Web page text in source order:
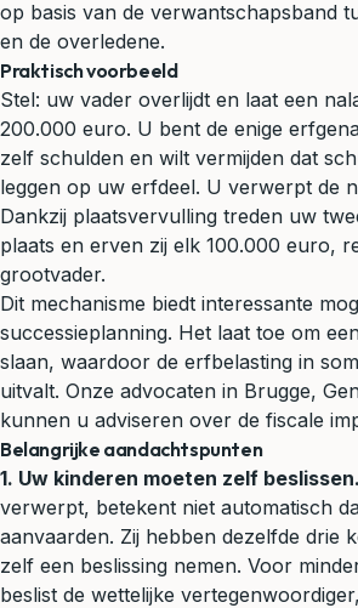
op basis van de verwantschapsband
en de overledene.
Praktisch voorbeeld
Stel: uw vader overlijdt en laat een
200.000 euro. U bent de enige
zelf schulden en wilt vermijden dat
leggen op uw erfdeel. U verwerpt de
Dankzij plaatsvervulling treden uw
plaats en erven zij elk 100.000 euro,
grootvader.
Dit mechanisme biedt interessante
successieplanning. Het laat toe om
slaan, waardoor de erfbelasting in
uitvalt. Onze advocaten in Brugge,
kunnen u adviseren over de fiscale
Belangrijke aandachtspunten
1. Uw kinderen moeten zelf beslissen.
verwerpt, betekent niet automatisch
aanvaarden. Zij hebben dezelfde drie
zelf een beslissing nemen. Voor
beslist de wettelijke